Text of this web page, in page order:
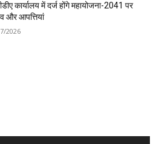
कार्यालय में दर्ज होंगे महायोजना-2041 पर
और आपत्तियां
2026